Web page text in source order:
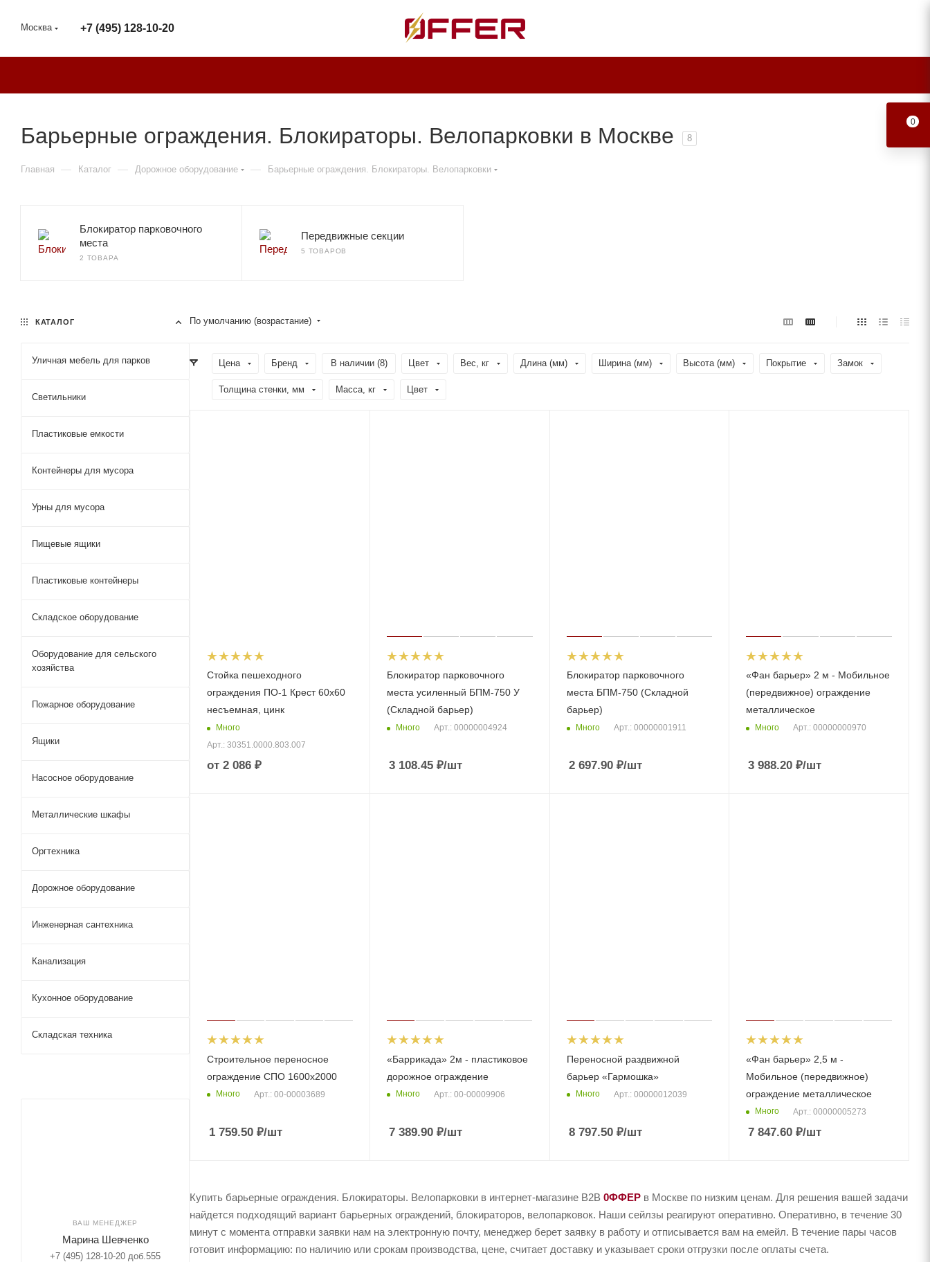
Москва +7 (495) 128-10-20
Барьерные ограждения. Блокираторы. Велопарковки в Москве 8
Главная — Каталог — Дорожное оборудование — Барьерные ограждения. Блокираторы. Велопарковки
Блокиратор парковочного
места
2 ТОВАРА
Передвижные секции
5 ТОВАРОВ
По умолчанию (возрастание)
Цена Бренд В наличии (8) Цвет Вес, кг Длина (мм) Ширина (мм) Высота (мм) Покрытие Замок
Толщина стенки, мм Масса, кг Цвет
Стойка пешеходного
ограждения ПО-1 Крест 60х60
несъемная, цинк
Много
Арт.: 30351.0000.803.007
от 2 086 ₽
Блокиратор парковочного
места усиленный БПМ-750 У
(Складной барьер)
Много Арт.: 00000004924
3 108.45₽/шт
Блокиратор парковочного
места БПМ-750 (Складной
барьер)
Много Арт.: 00000001911
2 697.90₽/шт
«Фан барьер» 2 м - Мобильное
(передвижное) ограждение
металлическое
Много Арт.: 00000000970
3 988.20 ₽/шт
Строительное переносное
ограждение СПО 1600х2000
Много Арт.: 00-00003689
1 759.50 ₽/шт
«Баррикада» 2м - пластиковое
дорожное ограждение
Много Арт.: 00-00009906
7 389.90₽/шт
Переносной раздвижной
барьер «Гармошка»
Много Арт.: 00000012039
8 797.50₽/шт
«Фан барьер» 2,5 м -
Мобильное (передвижное)
ограждение металлическое
Много Арт.: 00000005273
7 847.60 ₽/шт
Купить барьерные ограждения. Блокираторы. Велопарковки в интернет-магазине B2B 0ФФЕР в Москве по низким ценам. Для решения вашей задачи
найдется подходящий вариант барьерных ограждений, блокираторов, велопарковок. Наши сейлзы реагируют оперативно. Оперативно, в течение 30
минут с момента отправки заявки нам на электронную почту, менеджер берет заявку в работу и отписывается вам на емейл. В течение пары часов
готовит информацию: по наличию или срокам производства, цене, считает доставку и указывает сроки отгрузки после оплаты счета.
КАТАЛОГ
Уличная мебель для парков
Светильники
Пластиковые емкости
Контейнеры для мусора
Урны для мусора
Пищевые ящики
Пластиковые контейнеры
Складское оборудование
Оборудование для сельского
хозяйства
Пожарное оборудование
Ящики
Насосное оборудование
Металлические шкафы
Оргтехника
Дорожное оборудование
Инженерная сантехника
Канализация
Кухонное оборудование
Складская техника
ВАШ МЕНЕДЖЕР
Марина Шевченко
+7 (495) 128-10-20 доб.555
0